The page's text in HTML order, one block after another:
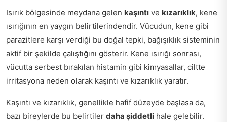
Isırık bölgesinde meydana gelen kaşıntı ve kızarıklık, kene
ısırığının en yaygın belirtilerindendir. Vücudun, kene gibi
parazitlere karşı verdiği bu doğal tepki, bağışıklık sisteminin
aktif bir şekilde çalıştığını gösterir. Kene ısırığı sonrası,
vücutta serbest bırakılan histamin gibi kimyasallar, ciltte
irritasyona neden olarak kaşıntı ve kızarıklık yaratır.
Kaşıntı ve kızarıklık, genellikle hafif düzeyde başlasa da,
bazı bireylerde bu belirtiler daha şiddetli hale gelebilir.